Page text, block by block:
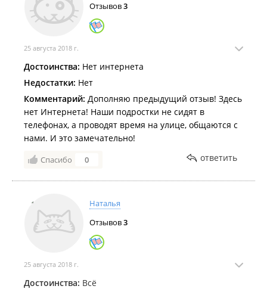
Отзывов3
25 августа 2018 г.
Достоинства: Нет интернета
Недостатки: Нет
Комментарий: Дополняю предыдущий отзыв! Здесь
нет Интернета! Наши подростки не сидят в
телефонах, а проводят время на улице, общаются с
нами. И это замечательно!
Спасибо 0 ответить
Наталья
Отзывов3
25 августа 2018 г.
Достоинства: Всё